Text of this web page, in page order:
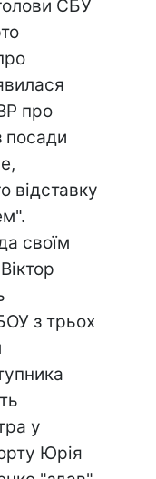
СБУ
про
посади
відставку
своїм
з трьох
у
Юрія